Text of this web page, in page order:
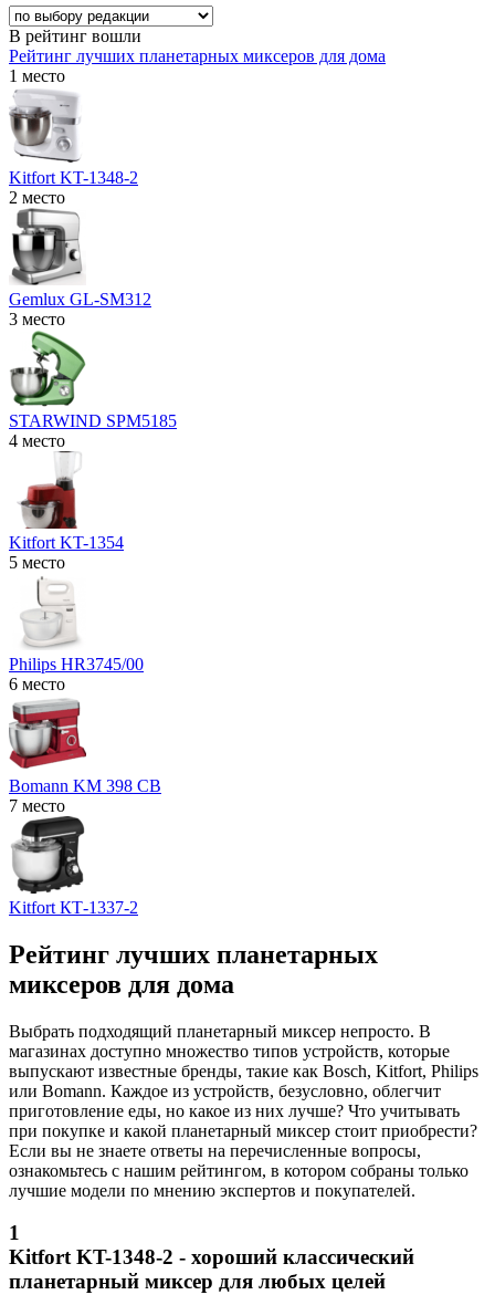
В рейтинг вошли
Рейтинг лучших планетарных миксеров для дома
1 место
Kitfort KT-1348-2
2 место
Gemlux GL-SM312
3 место
STARWIND SPM5185
4 место
Kitfort KT-1354
5 место
Philips HR3745/00
6 место
Bomann KM 398 CB
7 место
Kitfort КТ-1337-2
Рейтинг лучших планетарных
миксеров для дома
Выбрать подходящий планетарный миксер непросто. В
магазинах доступно множество типов устройств, которые
выпускают известные бренды, такие как Bosch, Kitfort, Philips
или Bomann. Каждое из устройств, безусловно, облегчит
приготовление еды, но какое из них лучше? Что учитывать
при покупке и какой планетарный миксер стоит приобрести?
Если вы не знаете ответы на перечисленные вопросы,
ознакомьтесь с нашим рейтингом, в котором собраны только
лучшие модели по мнению экспертов и покупателей.
1
Kitfort KT-1348-2 - хороший классический
планетарный миксер для любых целей